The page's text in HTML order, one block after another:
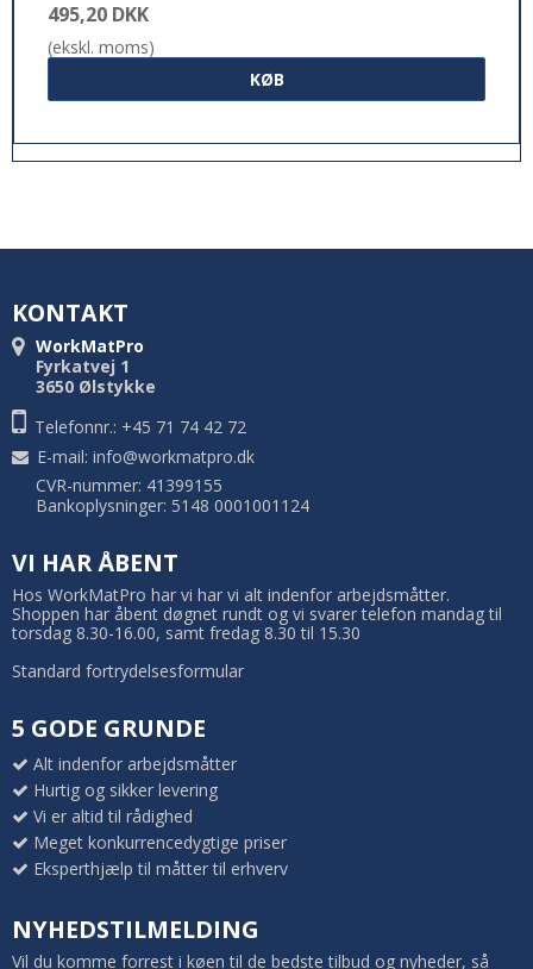
495,20 DKK
(ekskl. moms)
KØB
KONTAKT
WorkMatPro
Fyrkatvej 1
3650 Ølstykke
Telefonnr.: +45 71 74 42 72
E-mail: info@workmatpro.dk
CVR-nummer: 41399155
Bankoplysninger: 5148 0001001124
VI HAR ÅBENT
Hos WorkMatPro har vi har vi alt indenfor arbejdsmåtter.
Shoppen har åbent døgnet rundt og vi svarer telefon mandag til
torsdag 8.30-16.00, samt fredag 8.30 til 15.30
Standard fortrydelsesformular
5 GODE GRUNDE
Alt indenfor arbejdsmåtter
Hurtig og sikker levering
Vi er altid til rådighed
Meget konkurrencedygtige priser
Eksperthjælp til måtter til erhverv
NYHEDSTILMELDING
Vil du komme forrest i køen til de bedste tilbud og nyheder, så